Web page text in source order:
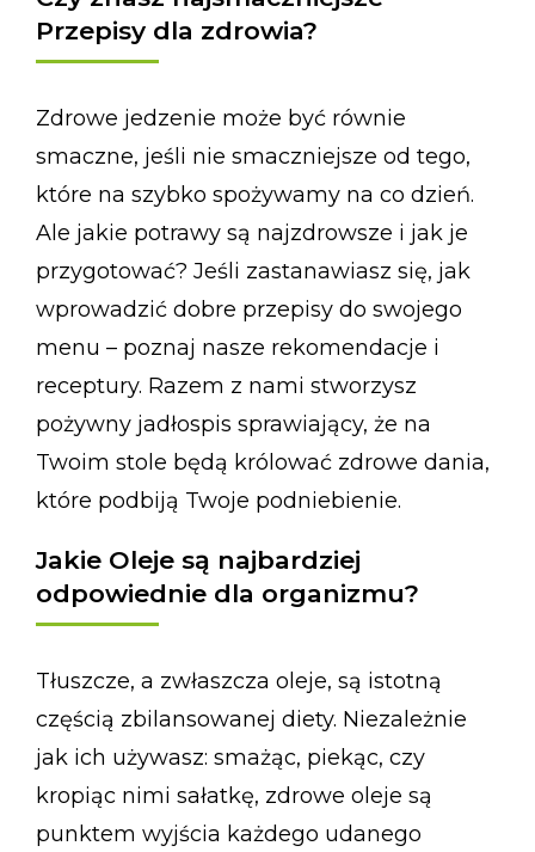
Przepisy dla zdrowia?
Zdrowe jedzenie może być równie
smaczne, jeśli nie smaczniejsze od tego,
które na szybko spożywamy na co dzień.
Ale jakie potrawy są najzdrowsze i jak je
przygotować? Jeśli zastanawiasz się, jak
wprowadzić dobre przepisy do swojego
menu – poznaj nasze rekomendacje i
receptury. Razem z nami stworzysz
pożywny jadłospis sprawiający, że na
Twoim stole będą królować zdrowe dania,
które podbiją Twoje podniebienie.
Jakie Oleje są najbardziej
odpowiednie dla organizmu?
Tłuszcze, a zwłaszcza oleje, są istotną
częścią zbilansowanej diety. Niezależnie
jak ich używasz: smażąc, piekąc, czy
kropiąc nimi sałatkę, zdrowe oleje są
punktem wyjścia każdego udanego